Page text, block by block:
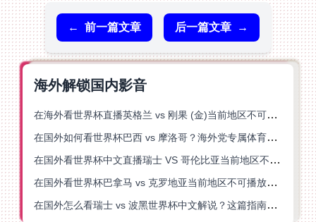
← 前一篇文章 后一篇文章 →
海外解锁国内影音
在海外看世界杯直播英格兰 vs 刚果 (金)当前地区不可播放？这篇指南帮你突破所有限制
在国外如何看世界杯巴西 vs 摩洛哥？海外党专属体育观赛指南来了
在国外看世界杯中文直播瑞士 VS 哥伦比亚当前地区不可播放？这篇指南帮你搞定
在国外看世界杯巴拿马 vs 克罗地亚当前地区不可播放？这篇指南帮你轻松解决海外体育直播难题
在国外怎么看瑞士 vs 波黑世界杯中文解说？这篇指南帮你搞定所有地区限制问题